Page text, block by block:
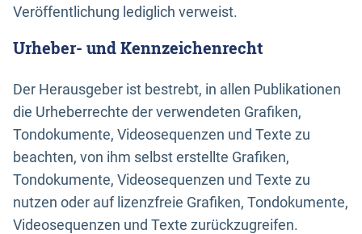
Veröffentlichung lediglich verweist.
Urheber- und Kennzeichenrecht
Der Herausgeber ist bestrebt, in allen Publikationen
die Urheberrechte der verwendeten Grafiken,
Tondokumente, Videosequenzen und Texte zu
beachten, von ihm selbst erstellte Grafiken,
Tondokumente, Videosequenzen und Texte zu
nutzen oder auf lizenzfreie Grafiken, Tondokumente,
Videosequenzen und Texte zurückzugreifen.